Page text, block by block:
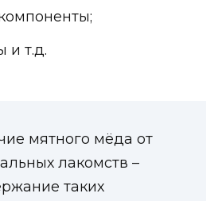
и т.д.
мятного мёда от
лакомств –
таких